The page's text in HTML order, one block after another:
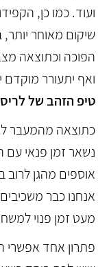
ועוד. כמו כן,
שיקום מאוחר
הפוכה וכתוצאה
ואף יתעורר מוקדם
טיפ הזהב של
כתוצאה מהמעבר
נשאר זמן פנאי עם
אנחנו כבר
מעט זמן פנוי
פתרון אחד אפשרי